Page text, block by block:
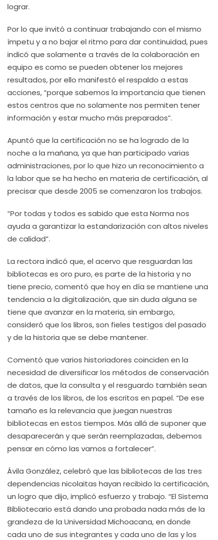
lograr.
Por lo que invitó a continuar trabajando con el mismo
ímpetu y a no bajar el ritmo para dar continuidad, pues
indicó que solamente a través de la colaboración en
equipo es como se pueden obtener los mejores
resultados, por ello manifestó el respaldo a estas
acciones, “porque sabemos la importancia que tienen
estos centros que no solamente nos permiten tener
información y estar mucho más preparados”.
Apuntó que la certificación no se ha logrado de la
noche a la mañana, ya que han participado varias
administraciones, por lo que hizo un reconocimiento a
la labor que se ha hecho en materia de certificación, al
precisar que desde 2005 se comenzaron los trabajos.
“Por todas y todos es sabido que esta Norma nos
ayuda a garantizar la estandarización con altos niveles
de calidad”.
La rectora indicó que, el acervo que resguardan las
bibliotecas es oro puro, es parte de la historia y no
tiene precio, comentó que hoy en día se mantiene una
tendencia a la digitalización, que sin duda alguna se
tiene que avanzar en la materia, sin embargo,
consideró que los libros, son fieles testigos del pasado
y de la historia que se debe mantener.
Comentó que varios historiadores coinciden en la
necesidad de diversificar los métodos de conservación
de datos, que la consulta y el resguardo también sean
a través de los libros, de los escritos en papel. “De ese
tamaño es la relevancia que juegan nuestras
bibliotecas en estos tiempos. Más allá de suponer que
desaparecerán y que serán reemplazadas, debemos
pensar en cómo las vamos a fortalecer”.
Ávila González, celebró que las bibliotecas de las tres
dependencias nicolaitas hayan recibido la certificación,
un logro que dijo, implicó esfuerzo y trabajo. “El Sistema
Bibliotecario está dando una probada nada más de la
grandeza de la Universidad Michoacana, en donde
cada uno de sus integrantes y cada uno de las y los